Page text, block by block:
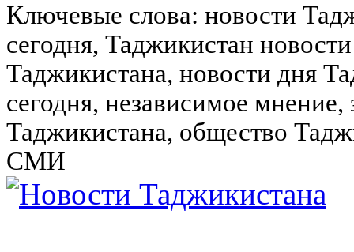
Ключевые слова: новости
сегодня, Таджикистан
Таджикистана, новости дня
сегодня, независимое
Таджикистана, общество
СМИ